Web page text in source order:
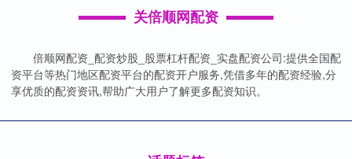
关倍顺网配资
倍顺网配资_配资炒股_股票杠杆配资_实盘配资公司:提供全国配
资平台等热门地区配资平台的配资开户服务,凭借多年的配资经验,分
享优质的配资资讯,帮助广大用户了解更多配资知识。